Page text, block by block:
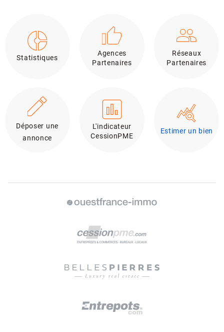
Statistiques
Agences
Partenaires
Réseaux
Partenaires
Déposer une
annonce
L'indicateur
CessionPME
Estimer un bien